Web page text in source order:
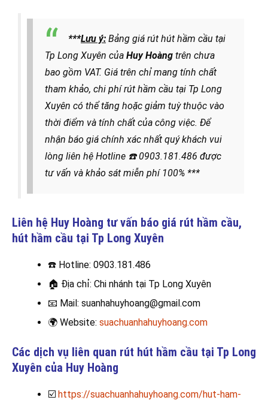
***Lưu ý: Bảng giá rút hút hầm cầu tại
Tp Long Xuyên của Huy Hoàng trên chưa
bao gồm VAT. Giá trên chỉ mang tính chất
tham khảo, chi phí rút hầm cầu tại Tp Long
Xuyên có thể tăng hoặc giảm tuỳ thuộc vào
thời điểm và tính chất của công việc. Để
nhận báo giá chính xác nhất quý khách vui
lòng liên hệ Hotline ☎️0903.181.486 được
tư vấn và khảo sát miễn phí 100% ***
Liên hệ Huy Hoàng tư vấn báo giá rút hầm cầu,
hút hầm cầu tại Tp Long Xuyên
☎️ Hotline: 0903.181.486
🏠 Địa chỉ: Chi nhánh tại Tp Long Xuyên
📧 Mail: suanhahuyhoang@gmail.com
🌍 Website: suachuanhahuyhoang.com
Các dịch vụ liên quan rút hút hầm cầu tại Tp Long
Xuyên của Huy Hoàng
☑️ https://suachuanhahuyhoang.com/hut-ham-